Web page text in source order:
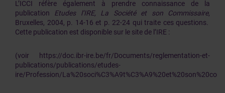
L’ICCI réfère également à prendre connaissance de la
publication Etudes l’IRE, La Société et son Commissaire,
Bruxelles, 2004, p. 14-16 et p. 22-24 qui traite ces questions.
Cette publication est disponible sur le site de l’IRE :
(voir https://doc.ibr-ire.be/fr/Documents/reglementation-et-
publications/publications/etudes-
ire/Profession/